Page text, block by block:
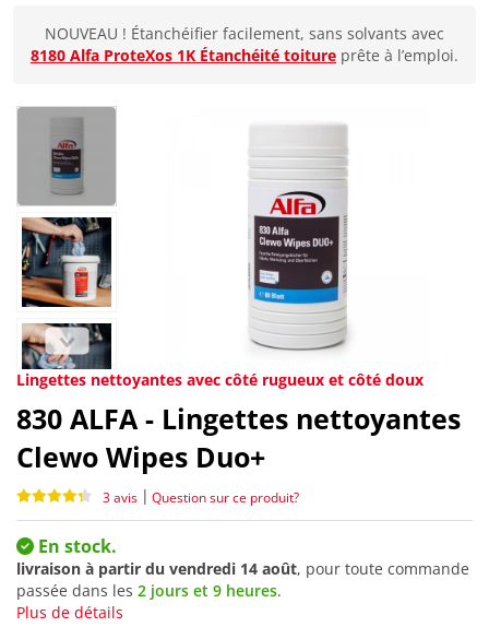
NOUVEAU ! Étanchéifier facilement, sans solvants avec
8180 Alfa ProteXos 1K Étanchéité toiture prête à l’emploi.
Lingettes nettoyantes avec côté rugueux et côté doux
830 ALFA - Lingettes nettoyantes
Clewo Wipes Duo+
3 avis | Question sur ce produit?
En stock.
livraison à partir du vendredi 14 août, pour toute commande
passée dans les 2 jours et 9 heures.
Plus de détails